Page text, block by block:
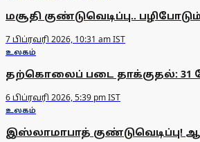
மசூதி குண்டுவெடிப்பு..
7 பிப்ரவரி 2026, 10:31 am IST
உலகம்
தற்கொலைப் படை தாக்குதல்: 31
6 பிப்ரவரி 2026, 5:39 pm IST
உலகம்
இஸ்லாமாபாத் குண்டுவெடிப்பு!